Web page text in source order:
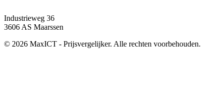
Industrieweg 36
3606 AS Maarssen
© 2026 MaxICT - Prijsvergelijker. Alle rechten voorbehouden.